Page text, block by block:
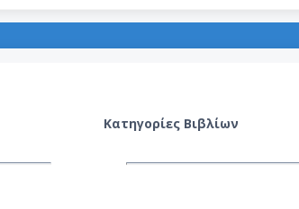
Κατηγορίες Βιβλίων